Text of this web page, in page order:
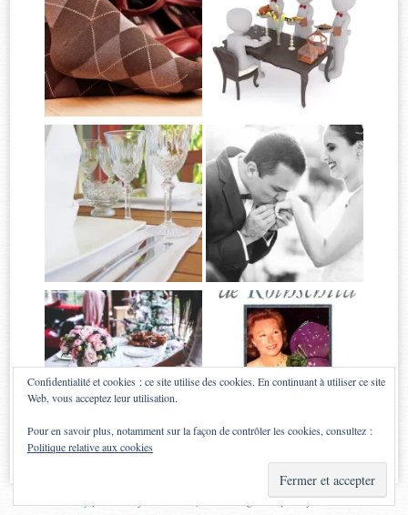
Theme: Sugar & Spice byWebTuts.
Confidentialité et cookies : ce site utilise des cookies. En continuant à utiliser ce site
Web, vous acceptez leur utilisation.
Pour en savoir plus, notamment sur la façon de contrôler les cookies, consultez :
Politique relative aux cookies